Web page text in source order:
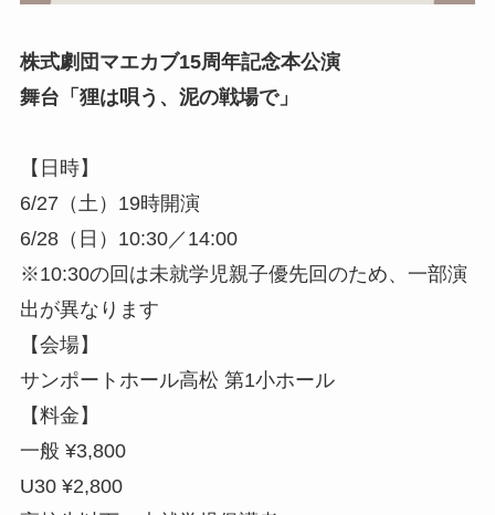
株式劇団マエカブ15周年記念本公演
舞台「狸は唄う、泥の戦場で」
【日時】
6/27（土）19時開演
6/28（日）10:30／14:00
※10:30の回は未就学児親子優先回のため、一部演
出が異なります
【会場】
サンポートホール高松 第1小ホール
【料金】
一般 ¥3,800
U30 ¥2,800